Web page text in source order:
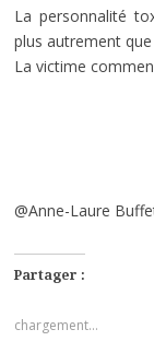
La personnalité
plus autrement
La victime
@Anne-Laure
Partager :
chargement…